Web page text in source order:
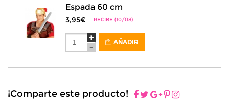
Espada 60 cm
3,95€ RECIBE (10/08)
AÑADIR
¡Comparte este producto!